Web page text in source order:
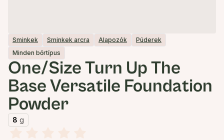
Sminkek Sminkek arcra Alapozók
Púderek
Minden bőrtípus
One/Size Turn Up The
Base Versatile Foundation
Powder
8 g